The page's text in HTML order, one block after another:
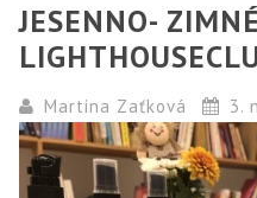
JESENNO-
Martina Zaťková 3.